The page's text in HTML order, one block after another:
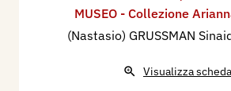
MUSEO - Collezione
(Nastasio) GRUSSMAN
Visualizza scheda